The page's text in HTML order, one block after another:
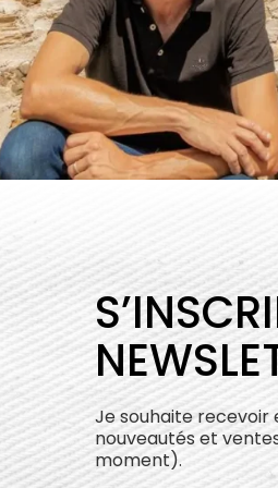
Je souhaite recevoir
nouveautés et
moment).